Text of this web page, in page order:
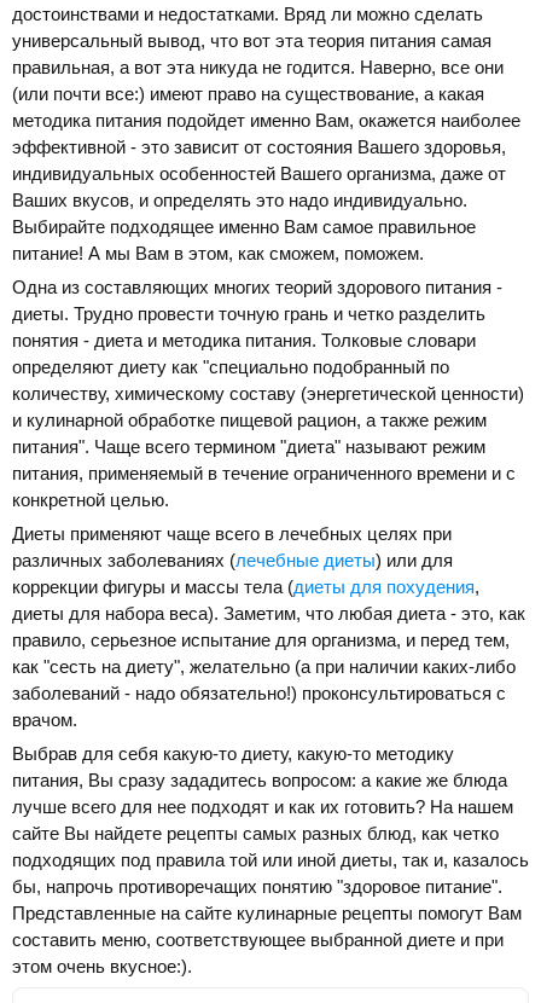
достоинствами и недостатками. Вряд ли можно сделать
универсальный вывод, что вот эта теория питания самая
правильная, а вот эта никуда не годится. Наверно, все они
(или почти все:) имеют право на существование, а какая
методика питания подойдет именно Вам, окажется наиболее
эффективной - это зависит от состояния Вашего здоровья,
индивидуальных особенностей Вашего организма, даже от
Ваших вкусов, и определять это надо индивидуально.
Выбирайте подходящее именно Вам самое правильное
питание! А мы Вам в этом, как сможем, поможем.
Одна из составляющих многих теорий здорового питания -
диеты. Трудно провести точную грань и четко разделить
понятия - диета и методика питания. Толковые словари
определяют диету как "специально подобранный по
количеству, химическому составу (энергетической ценности)
и кулинарной обработке пищевой рацион, а также режим
питания". Чаще всего термином "диета" называют режим
питания, применяемый в течение ограниченного времени и с
конкретной целью.
Диеты применяют чаще всего в лечебных целях при
различных заболеваниях (лечебные диеты) или для
коррекции фигуры и массы тела (диеты для похудения,
диеты для набора веса). Заметим, что любая диета - это, как
правило, серьезное испытание для организма, и перед тем,
как "сесть на диету", желательно (а при наличии каких-либо
заболеваний - надо обязательно!) проконсультироваться с
врачом.
Выбрав для себя какую-то диету, какую-то методику
питания, Вы сразу зададитесь вопросом: а какие же блюда
лучше всего для нее подходят и как их готовить? На нашем
сайте Вы найдете рецепты самых разных блюд, как четко
подходящих под правила той или иной диеты, так и, казалось
бы, напрочь противоречащих понятию "здоровое питание".
Представленные на сайте кулинарные рецепты помогут Вам
составить меню, соответствующее выбранной диете и при
этом очень вкусное:).